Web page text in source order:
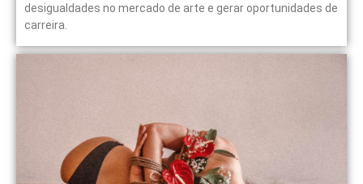
desigualdades no mercado de arte e gerar oportunidades de
carreira.